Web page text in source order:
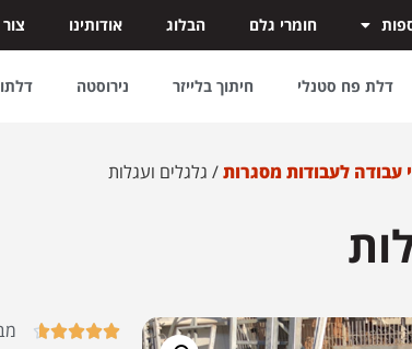
חומרי גלם הבלוג אודותינו
דלת פח סטנלי חיתוך בלייזר נירוסטה
עבודה לעבודות מסגרות/ גלגלים ועגלות




